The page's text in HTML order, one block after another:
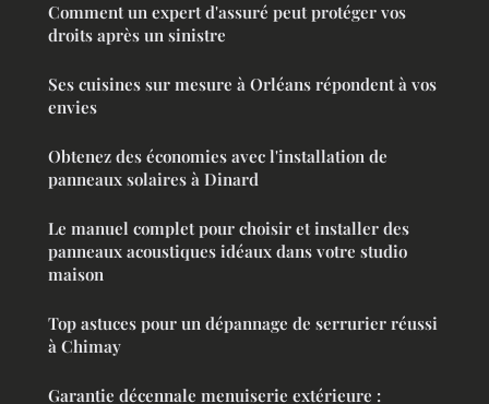
Comment un expert d'assuré peut protéger vos
droits après un sinistre
Ses cuisines sur mesure à Orléans répondent à vos
envies
Obtenez des économies avec l'installation de
panneaux solaires à Dinard
Le manuel complet pour choisir et installer des
panneaux acoustiques idéaux dans votre studio
maison
Top astuces pour un dépannage de serrurier réussi
à Chimay
Garantie décennale menuiserie extérieure :